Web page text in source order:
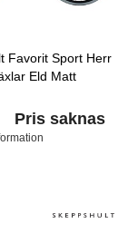
Favorit Sport Herr
Eld Matt
Pris saknas